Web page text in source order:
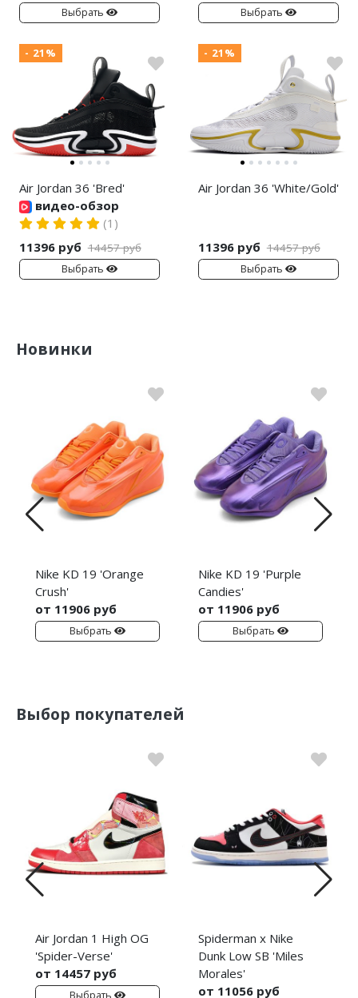
Выбрать Выбрать
- 21%
Air Jordan 36 'Bred'
видео-обзор
(1)
11396 руб 14457 руб
Выбрать
- 21%
Air Jordan 36 'White/Gold'
11396 руб 14457 руб
Выбрать
Новинки
Nike KD 19 'Orange
Crush'
от 11906 руб
Выбрать
Nike KD 19 'Purple
Candies'
от 11906 руб
Выбрать
Выбор покупателей
Air Jordan 1 High OG
'Spider-Verse'
от 14457 руб
Spiderman x Nike
Dunk Low SB 'Miles
Morales'
от 11056 руб
Nike Uptempo
Nike Foamposite